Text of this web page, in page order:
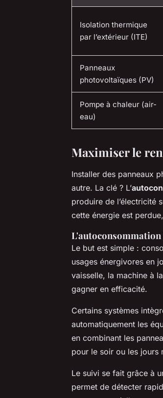
Isolation thermique
par l’extérieur (ITE)
Panneaux
photovoltaïques (PV)
Pompe à chaleur (air-
eau)
Maximiser le
Installer des panneaux
autre. La clé ? L’
produire de l’électricité
cette énergie est
Le but est simple :
usages énergivores en
vaisselle, la machine à
gagner en efficacité.
Certains systèmes
automatiquement les
en combinant les
pour le soir ou les jours
Le suivi se fait grâce à
permet de détecter